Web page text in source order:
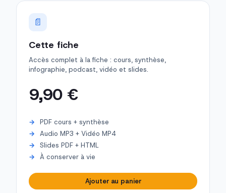
📄
Cette fiche
Accès complet à la fiche : cours, synthèse,
infographie, podcast, vidéo et slides.
9,90 €
PDF cours + synthèse
Audio MP3 + Vidéo MP4
Slides PDF + HTML
À conserver à vie
Ajouter au panier